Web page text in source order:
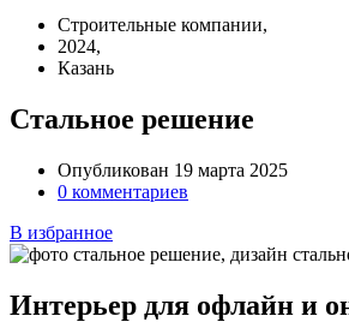
Строительные компании,
2024,
Казань
Стальное решение
Опубликован 19 марта 2025
0 комментариев
В избранное
Интерьер для офлайн и